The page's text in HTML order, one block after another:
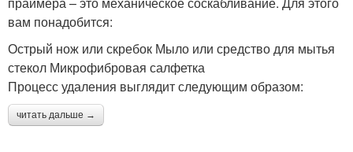
вам понадобится:
Острый нож или скребок Мыло или средство для мытья
стекол Микрофибровая салфетка
Процесс удаления выглядит следующим образом:
читать дальше →